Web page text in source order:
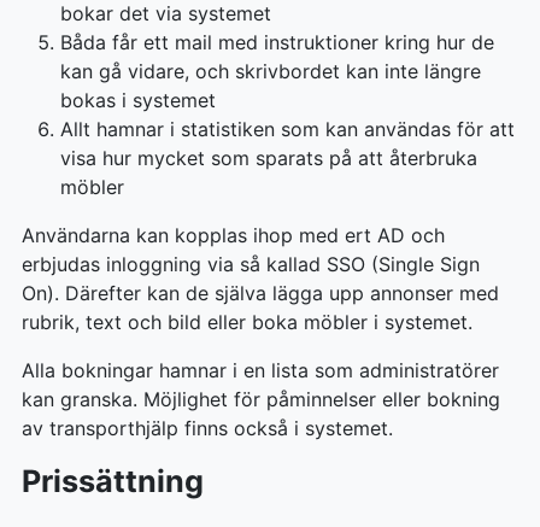
bokar det via systemet
Båda får ett mail med instruktioner kring hur de
kan gå vidare, och skrivbordet kan inte längre
bokas i systemet
Allt hamnar i statistiken som kan användas för att
visa hur mycket som sparats på att återbruka
möbler
Användarna kan kopplas ihop med ert AD och
erbjudas inloggning via så kallad SSO (Single Sign
On). Därefter kan de själva lägga upp annonser med
rubrik, text och bild eller boka möbler i systemet.
Alla bokningar hamnar i en lista som administratörer
kan granska. Möjlighet för påminnelser eller bokning
av transporthjälp finns också i systemet.
Prissättning